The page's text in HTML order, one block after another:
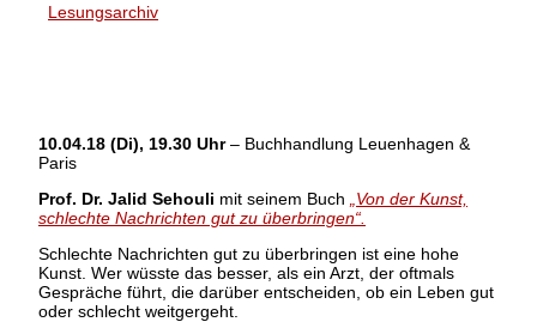
Lesungsarchiv
10.04.18 (Di), 19.30 Uhr– Buchhandlung Leuenhagen &
Paris
Prof. Dr. Jalid Sehouli mit seinem Buch
„Von der Kunst,
schlechte Nachrichten gut zu überbringen“.
Schlechte Nachrichten gut zu überbringen ist eine hohe
Kunst. Wer wüsste das besser, als ein Arzt, der oftmals
Gespräche führt, die darüber entscheiden, ob ein Leben gut
oder schlecht weitgergeht.